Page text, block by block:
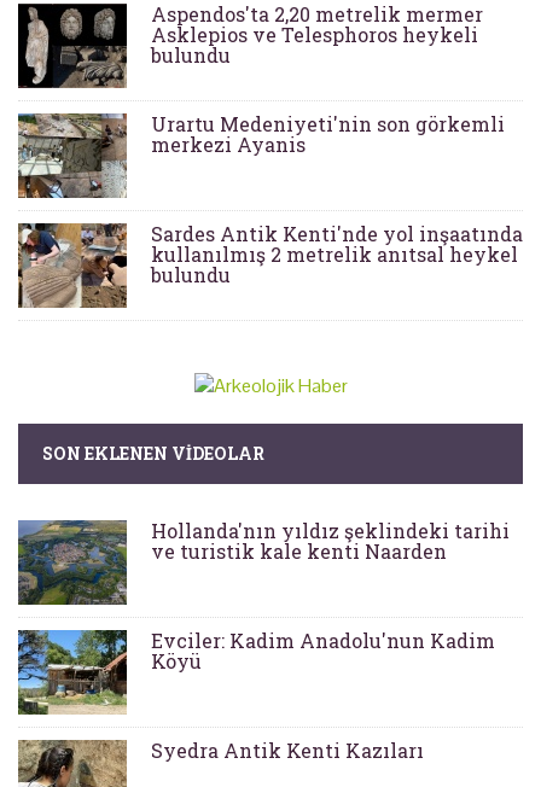
Aspendos'ta 2,20 metrelik mermer
Asklepios ve Telesphoros heykeli
bulundu
Urartu Medeniyeti'nin son görkemli
merkezi Ayanis
Sardes Antik Kenti'nde yol inşaatında
kullanılmış 2 metrelik anıtsal heykel
bulundu
SON EKLENEN VIDEOLAR
Hollanda'nın yıldız şeklindeki tarihi
ve turistik kale kenti Naarden
Evciler: Kadim Anadolu'nun Kadim
Köyü
Syedra Antik Kenti Kazıları